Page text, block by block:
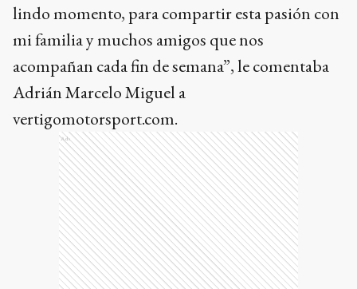
lindo momento, para compartir esta pasión con
mi familia y muchos amigos que nos
acompañan cada fin de semana”, le comentaba
Adrián Marcelo Miguel a
vertigomotorsport.com.
Ads